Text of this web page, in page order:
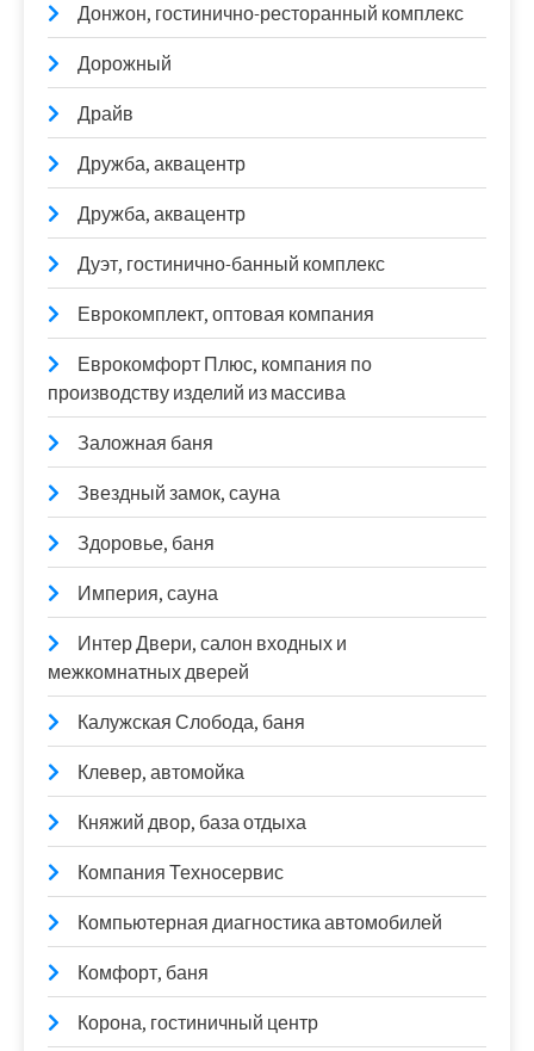
Донжон, гостинично-ресторанный комплекс
Дорожный
Драйв
Дружба, аквацентр
Дружба, аквацентр
Дуэт, гостинично-банный комплекс
Еврокомплект, оптовая компания
Еврокомфорт Плюс, компания по
производству изделий из массива
Заложная баня
Звездный замок, сауна
Здоровье, баня
Империя, сауна
Интер Двери, салон входных и
межкомнатных дверей
Калужская Слобода, баня
Клевер, автомойка
Княжий двор, база отдыха
Компания Техносервис
Компьютерная диагностика автомобилей
Комфорт, баня
Корона, гостиничный центр